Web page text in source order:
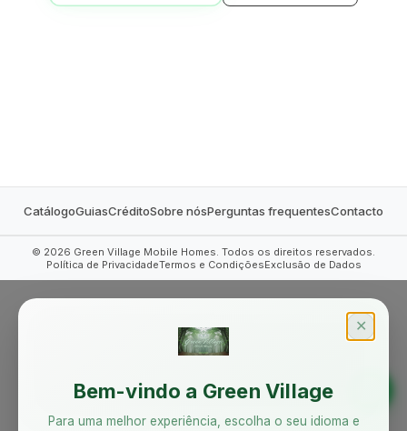
CatálogoGuiasCréditoSobre nósPerguntas frequentesContacto
© 2026 Green Village Mobile Homes. Todos os direitos reservados.
Política de PrivacidadeTermos e CondiçõesExclusão de Dados
✕
Bem-vindo a Green Village
Para uma melhor experiência, escolha o seu idioma e